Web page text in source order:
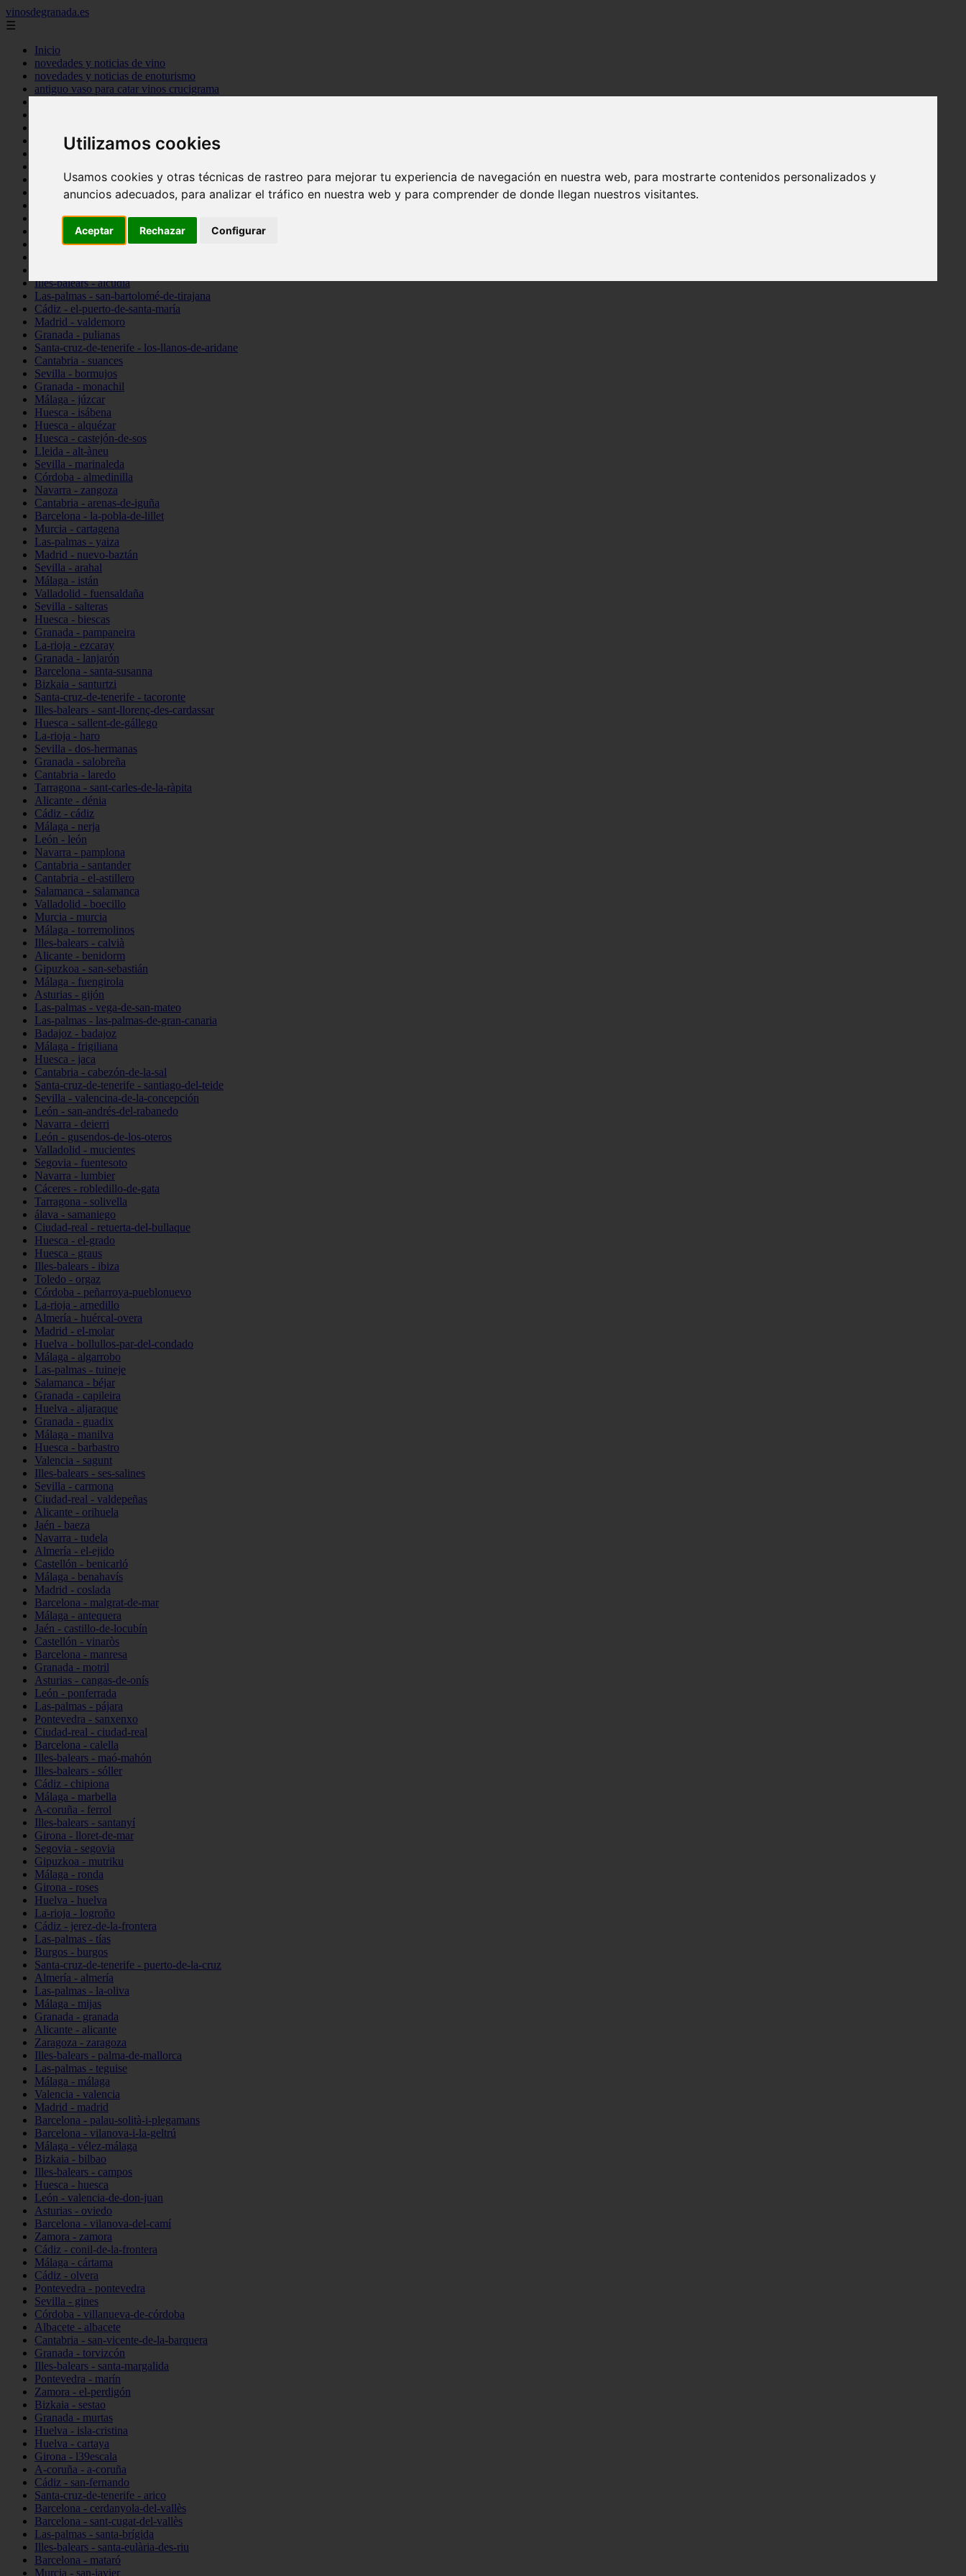
Utilizamos cookies
Usamos cookies y otras técnicas de rastreo para mejorar tu experiencia de navegación en nuestra web, para mostrarte contenidos personalizados y
anuncios adecuados, para analizar el tráfico en nuestra web y para comprender de donde llegan nuestros visitantes.
Aceptar Rechazar Configurar
vinosdegranada.es
☰
Inicio
novedades y noticias de vino
novedades y noticias de enoturismo
antiguo vaso para catar vinos crucigrama
Sevilla - sevilla
Barcelona - barcelona
Santa-cruz-de-tenerife - guía-de-isora
La-rioja - casalarreina
Almería - roquetas-de-mar
Illes-balears - alcúdia
Las-palmas - san-bartolomé-de-tirajana
Cádiz - el-puerto-de-santa-maría
Madrid - valdemoro
Granada - pulianas
Santa-cruz-de-tenerife - los-llanos-de-aridane
Cantabria - suances
Sevilla - bormujos
Granada - monachil
Málaga - júzcar
Huesca - isábena
Huesca - alquézar
Huesca - castejón-de-sos
Lleida - alt-àneu
Sevilla - marinaleda
Córdoba - almedinilla
Navarra - zangoza
Cantabria - arenas-de-iguña
Barcelona - la-pobla-de-lillet
Murcia - cartagena
Las-palmas - yaiza
Madrid - nuevo-baztán
Sevilla - arahal
Málaga - istán
Valladolid - fuensaldaña
Sevilla - salteras
Huesca - biescas
Granada - pampaneira
La-rioja - ezcaray
Granada - lanjarón
Barcelona - santa-susanna
Bizkaia - santurtzi
Santa-cruz-de-tenerife - tacoronte
Illes-balears - sant-llorenç-des-cardassar
Huesca - sallent-de-gállego
La-rioja - haro
Sevilla - dos-hermanas
Granada - salobreña
Cantabria - laredo
Tarragona - sant-carles-de-la-ràpita
Alicante - dénia
Cádiz - cádiz
Málaga - nerja
León - león
Navarra - pamplona
Cantabria - santander
Cantabria - el-astillero
Salamanca - salamanca
Valladolid - boecillo
Murcia - murcia
Málaga - torremolinos
Illes-balears - calvià
Alicante - benidorm
Gipuzkoa - san-sebastián
Málaga - fuengirola
Asturias - gijón
Las-palmas - vega-de-san-mateo
Las-palmas - las-palmas-de-gran-canaria
Badajoz - badajoz
Málaga - frigiliana
Huesca - jaca
Cantabria - cabezón-de-la-sal
Santa-cruz-de-tenerife - santiago-del-teide
Sevilla - valencina-de-la-concepción
León - san-andrés-del-rabanedo
Navarra - deierri
León - gusendos-de-los-oteros
Valladolid - mucientes
Segovia - fuentesoto
Navarra - lumbier
Cáceres - robledillo-de-gata
Tarragona - solivella
álava - samaniego
Ciudad-real - retuerta-del-bullaque
Huesca - el-grado
Huesca - graus
Illes-balears - ibiza
Toledo - orgaz
Córdoba - peñarroya-pueblonuevo
La-rioja - arnedillo
Almería - huércal-overa
Madrid - el-molar
Huelva - bollullos-par-del-condado
Málaga - algarrobo
Las-palmas - tuineje
Salamanca - béjar
Granada - capileira
Huelva - aljaraque
Granada - guadix
Málaga - manilva
Huesca - barbastro
Valencia - sagunt
Illes-balears - ses-salines
Sevilla - carmona
Ciudad-real - valdepeñas
Alicante - orihuela
Jaén - baeza
Navarra - tudela
Almería - el-ejido
Castellón - benicarló
Málaga - benahavís
Madrid - coslada
Barcelona - malgrat-de-mar
Málaga - antequera
Jaén - castillo-de-locubín
Castellón - vinaròs
Barcelona - manresa
Granada - motril
Asturias - cangas-de-onís
León - ponferrada
Las-palmas - pájara
Pontevedra - sanxenxo
Ciudad-real - ciudad-real
Barcelona - calella
Illes-balears - maó-mahón
Illes-balears - sóller
Cádiz - chipiona
Málaga - marbella
A-coruña - ferrol
Illes-balears - santanyí
Girona - lloret-de-mar
Segovia - segovia
Gipuzkoa - mutriku
Málaga - ronda
Girona - roses
Huelva - huelva
La-rioja - logroño
Cádiz - jerez-de-la-frontera
Las-palmas - tías
Burgos - burgos
Santa-cruz-de-tenerife - puerto-de-la-cruz
Almería - almería
Las-palmas - la-oliva
Málaga - mijas
Granada - granada
Alicante - alicante
Zaragoza - zaragoza
Illes-balears - palma-de-mallorca
Las-palmas - teguise
Málaga - málaga
Valencia - valencia
Madrid - madrid
Barcelona - palau-solità-i-plegamans
Barcelona - vilanova-i-la-geltrú
Málaga - vélez-málaga
Bizkaia - bilbao
Illes-balears - campos
Huesca - huesca
León - valencia-de-don-juan
Asturias - oviedo
Barcelona - vilanova-del-camí
Zamora - zamora
Cádiz - conil-de-la-frontera
Málaga - cártama
Cádiz - olvera
Pontevedra - pontevedra
Sevilla - gines
Córdoba - villanueva-de-córdoba
Albacete - albacete
Cantabria - san-vicente-de-la-barquera
Granada - torvizcón
Illes-balears - santa-margalida
Pontevedra - marín
Zamora - el-perdigón
Bizkaia - sestao
Granada - murtas
Huelva - isla-cristina
Huelva - cartaya
Girona - l39escala
A-coruña - a-coruña
Cádiz - san-fernando
Santa-cruz-de-tenerife - arico
Barcelona - cerdanyola-del-vallès
Barcelona - sant-cugat-del-vallès
Las-palmas - santa-brígida
Illes-balears - santa-eulària-des-riu
Barcelona - mataró
Murcia - san-javier